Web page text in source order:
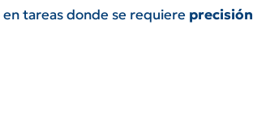
tareas donde se requiere